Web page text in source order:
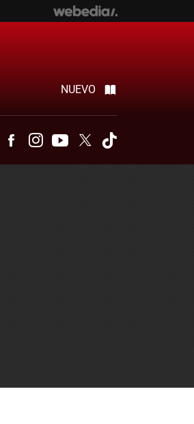
NUEVO
TelegramFacebookInstagramYoutubeTwitter